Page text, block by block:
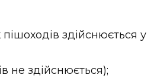
здійснюється у
не здійснюється);